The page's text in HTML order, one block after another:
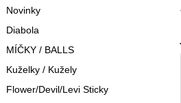
Novinky
Diabola
MÍČKY / BALLS
Kuželky / Kužely
Flower/Devil/Levi Sticky